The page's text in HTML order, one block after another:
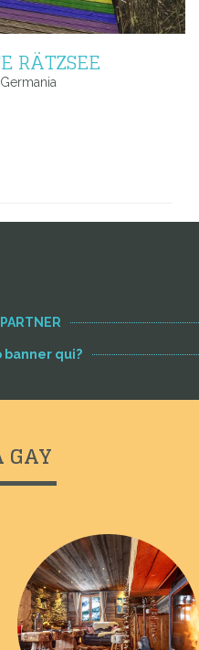
RÄTZSEE
banner qui?
GAY